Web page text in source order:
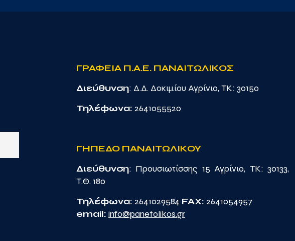
ΓΡΑΦΕΙΑ Π.Α.Ε. ΠΑΝΑΙΤΩΛΙΚΟΣ
Διεύθυνση: Δ.Δ. Δοκιμίου Αγρίνιο, TK: 30150
Τηλέφωνα: 2641055520
ΓΗΠΕΔΟ ΠΑΝΑΙΤΩΛΙΚΟΥ
Διεύθυνση: Προυσιωτίσσης 15 Αγρίνιο, TK: 30133,
Τ.Θ. 180
Τηλέφωνα: 2641029584 FAX: 2641054957
email: info@panetolikos.gr